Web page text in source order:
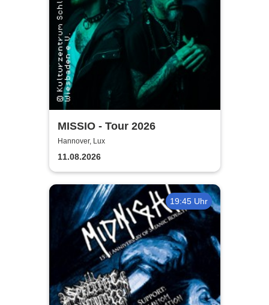
MISSIO - Tour 2026
Hannover, Lux
11.08.2026
19:45 Uhr